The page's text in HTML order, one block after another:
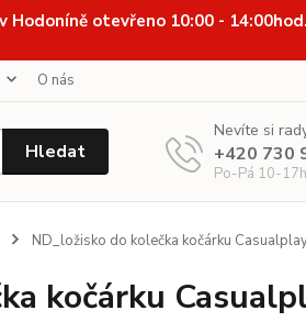
otevřeno 10:00 - 14:00hod.
O nás
Hledat
Nevíte si
+420 730
Po-Pá 10-
ND_ložisko do kolečka kočárku
kočárku